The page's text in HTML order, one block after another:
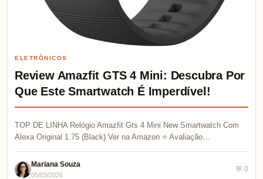
ELETRÔNICOS
Review Amazfit GTS 4 Mini: Descubra Por
Que Este Smartwatch É Imperdível!
TOP DE LINHA Relógio Amazfit Gts 4 Mini New Smartwatch Com
Alexa Original 1.75 (Black) Ver na Amazon ⭐ Avaliação…
Mariana Souza
05/03/2026
💬 0